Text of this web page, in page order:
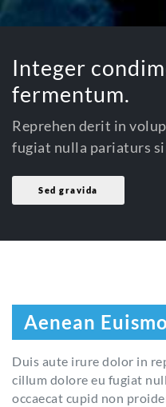
Integer
fermentum.
Reprehen derit in
fugiat nulla pariaturs
Sed gravida
Aenean
Duis aute irure dolor in
cillum dolore eu fugiat
occaecat cupid non